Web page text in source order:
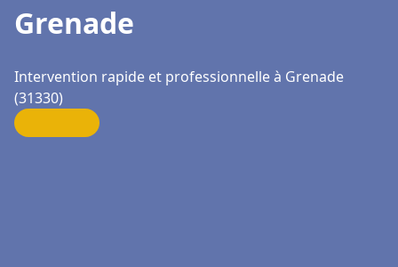
Grenade
Intervention rapide et professionnelle à Grenade
(31330)